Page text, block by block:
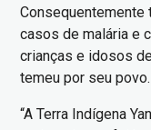
casos de malária e
crianças e idosos
temeu por seu povo.
“A Terra Indígena